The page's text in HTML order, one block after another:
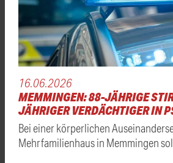
16.06.2026
MEMMINGEN: 88-JÄHRIGE
JÄHRIGER VERDÄCHTIGER IN
Bei einer körperlichen
Mehrfamilienhaus in Memmingen